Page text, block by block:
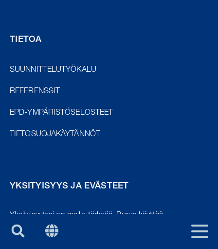
FIN
SWE
UK
TIETOA
SUUNNITTELUTYÖKALU
REFERENSSIT
EPD-YMPÄRISTÖSELOSTEET
TIETOSUOJAKÄYTÄNNÖT
YKSITYISYYS JA EVÄSTEET
Yksityisyytesi on meille tärkeää.
Purus käyttää
tietojasi tarjotakseen sinulle tietoja tuotteistamme ja
palveluistamme.